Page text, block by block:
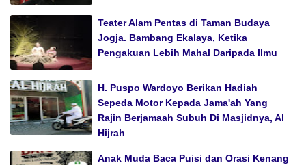
Teater Alam Pentas di Taman Budaya
Jogja. Bambang Ekalaya, Ketika
Pengakuan Lebih Mahal Daripada Ilmu
H. Puspo Wardoyo Berikan Hadiah
Sepeda Motor Kepada Jama'ah Yang
Rajin Berjamaah Subuh Di Masjidnya, Al
Hijrah
Anak Muda Baca Puisi dan Orasi Kenang